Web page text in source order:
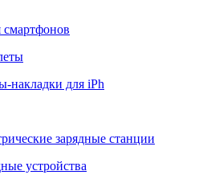
смартфонов
накладки для iPh
зарядные станции
устройства